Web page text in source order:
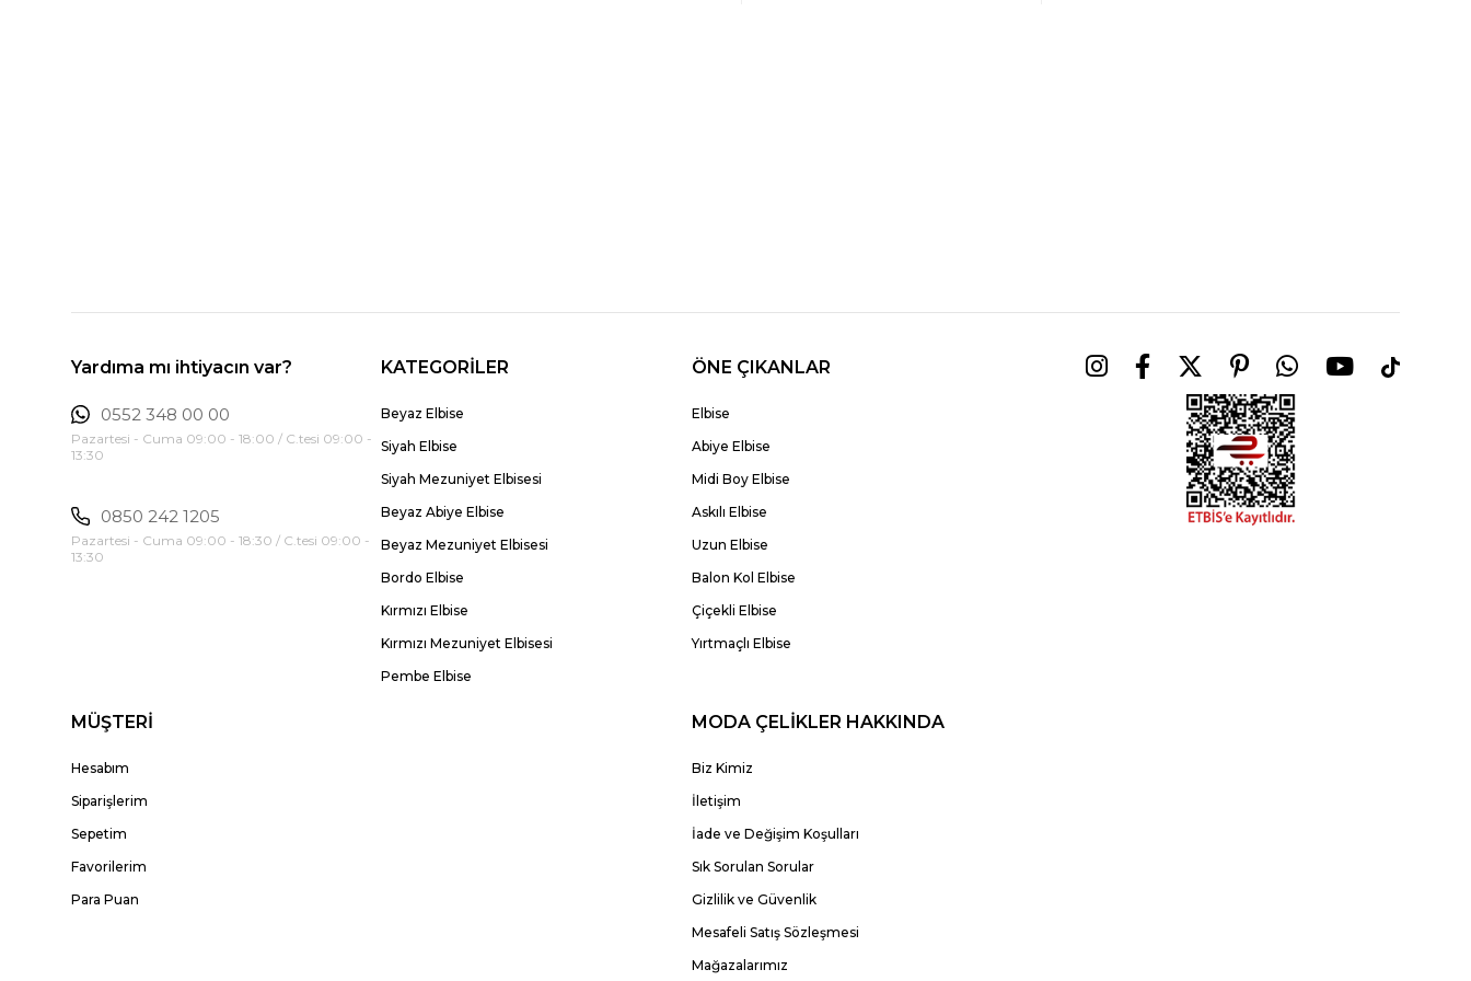
Yardıma mı ihtiyacın var?
0552 348 00 00
Pazartesi - Cuma 09:00 - 18:00 / C.tesi 09:00 -
13:30
0850 242 1205
Pazartesi - Cuma 09:00 - 18:30 / C.tesi 09:00 -
13:30
KATEGORİLER
Beyaz Elbise
Siyah Elbise
Siyah Mezuniyet Elbisesi
Beyaz Abiye Elbise
Beyaz Mezuniyet Elbisesi
Bordo Elbise
Kırmızı Elbise
Kırmızı Mezuniyet Elbisesi
Pembe Elbise
ÖNE ÇIKANLAR
Elbise
Abiye Elbise
Midi Boy Elbise
Askılı Elbise
Uzun Elbise
Balon Kol Elbise
Çiçekli Elbise
Yırtmaçlı Elbise
MÜŞTERİ
Hesabım
Siparişlerim
Sepetim
Favorilerim
Para Puan
MODA ÇELİKLER HAKKINDA
Biz Kimiz
İletişim
İade ve Değişim Koşulları
Sık Sorulan Sorular
Gizlilik ve Güvenlik
Mesafeli Satış Sözleşmesi
Mağazalarımız